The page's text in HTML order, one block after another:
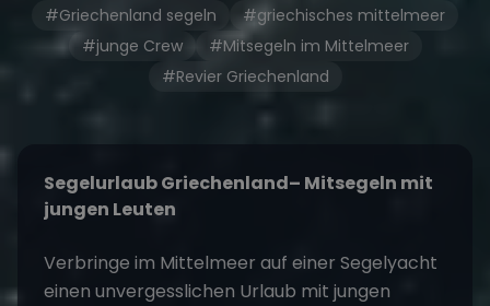
#Griechenland segeln
#griechisches mittelmeer
#junge Crew
#Mitsegeln im Mittelmeer
#Revier Griechenland
Segelurlaub Griechenland– Mitsegeln mit
jungen Leuten
Verbringe im Mittelmeer auf einer Segelyacht
einen unvergesslichen Urlaub mit jungen